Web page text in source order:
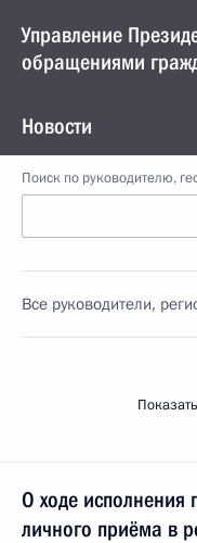
Управление
обращениями
Новости
Поиск по руководителю,
Все руководители,
О ходе исполнения
личного приёма в